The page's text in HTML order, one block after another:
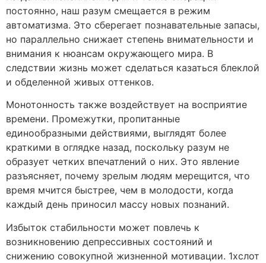
постоянно, наш разум смещается в режим
автоматизма. Это сберегает познавательные запасы,
но параллельно снижает степень внимательности и
внимания к нюансам окружающего мира. В
следствии жизнь может сделаться казаться блеклой
и обделенной живых оттенков.
Монотонность также воздействует на восприятие
времени. Промежутки, пропитанные
единообразными действиями, выглядят более
краткими в оглядке назад, поскольку разум не
образует четких впечатлений о них. Это явление
разъясняет, почему зрелым людям мерещится, что
время мчится быстрее, чем в молодости, когда
каждый день приносил массу новых познаний.
Избыток стабильности может повлечь к
возникновению депрессивных состояний и
снижению совокупной жизненной мотивации. 1хслот